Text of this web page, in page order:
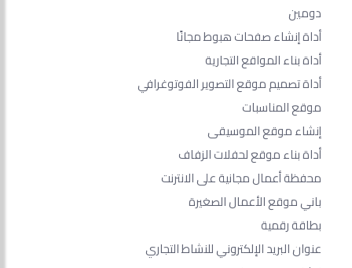
دومين
أداة إنشاء صفحات هبوط مجانًا
أداة بناء المواقع التجارية
أداة تصميم موقع التصوير الفوتوغرافي
موقع المناسبات
إنشاء موقع الموسيقى
أداة بناء موقع لحفلات الزفاف
محفظة أعمال مجانية على الانترنت
باني موقع الأعمال الصغيرة
بطاقة رقمية
عنوان البريد الإلكتروني للنشاط التجاري